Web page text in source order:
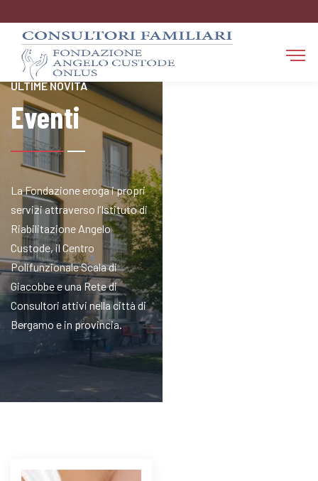
RESTA AGGIORNATO SULLE
ULTIME NOVITÀ
Eventi
La Fondazione eroga i propri
servizi attraverso l’Istituto di
Riabilitazione Angelo
Custode, il Centro
Polifunzionale Scala di
Giacobbe e una Rete di
Consultori attivi nella città di
Bergamo e in provincia.